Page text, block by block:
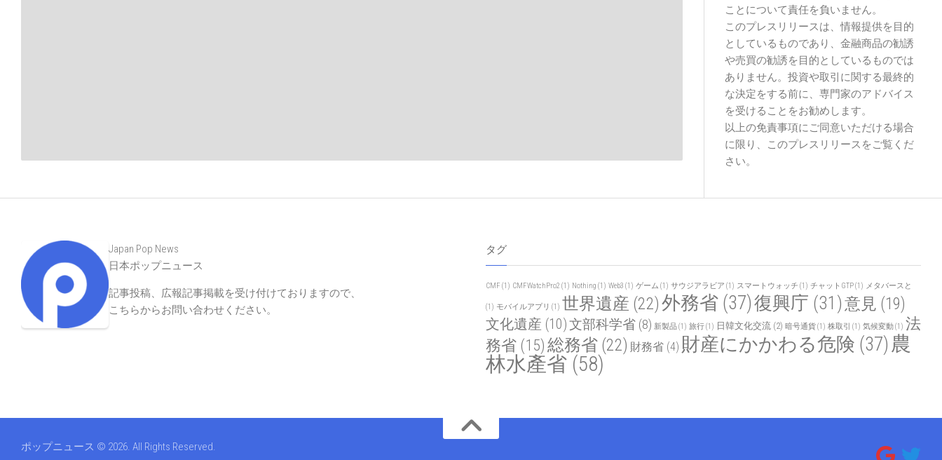
ことについて責任を負いません。
このプレスリリースは、情報提供を目的
としているものであり、金融商品の勧誘
や売買の勧誘を目的としているものでは
ありません。投資や取引に関する最終的
な決定をする前に、専門家のアドバイス
を受けることをお勧めします。
以上の免責事項にご同意いただける場合
に限り、このプレスリリースをご覧くだ
さい。
Japan Pop News
日本ポップニュース
記事投稿、広報記事掲載を受け付けておりますので、
こちらからお問い合わせください。
タグ
CMF (1) CMFWatchPro2 (1) Nothing (1) Web3 (1) ゲーム (1) サウジアラビア (1) スマートウォッチ (1) チャットGTP(1) メタバースと
(1) モバイルアプリ (1) 世界遺産 (22)外務省(37)復興庁 (31)意見 (19)
文化遺産 (10)文部科学省(8) 新製品(1) 旅行(1) 日韓文化交流(2) 暗号通貨(1) 株取引 (1) 気候変動(1) 法
務省(15) 総務省(22) 財務省(4) 財産にかかわる危険 (37) 農
林水產省(58)
ポップニュース © 2026. All Rights Reserved.